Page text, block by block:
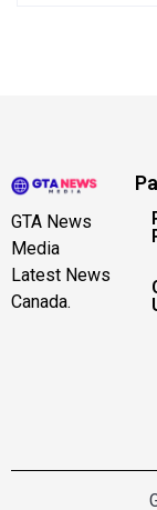
GTA News
Media
Latest News
Canada.